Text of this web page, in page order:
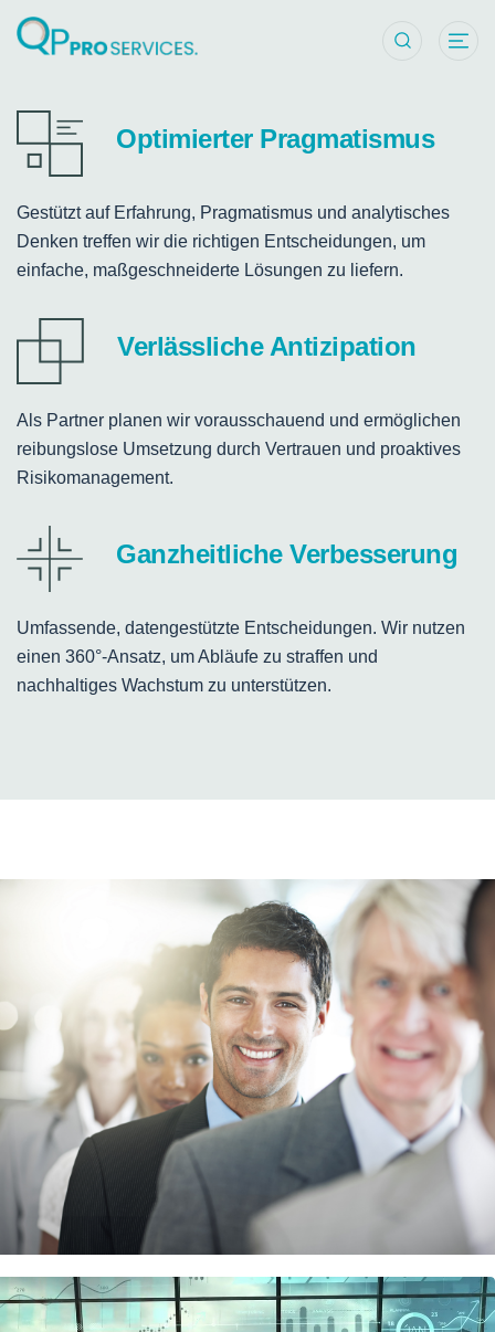
Ihr
Wir bieten integrierte EU-Importunterstützung zur
Pharmakovigilanz-Koordination.
EU-Import
Optimierter Pragmatismus
Gestützt auf Erfahrung, Pragmatismus und analytisches
Denken treffen wir die richtigen Entscheidungen, um
einfache, maßgeschneiderte Lösungen zu liefern.
Verlässliche Antizipation
Als Partner planen wir vorausschauend und ermöglichen
reibungslose Umsetzung durch Vertrauen und proaktives
Risikomanagement.
Ganzheitliche Verbesserung
Umfassende, datengestützte Entscheidungen. Wir nutzen
einen 360°-Ansatz, um Abläufe zu straffen und
nachhaltiges Wachstum zu unterstützen.